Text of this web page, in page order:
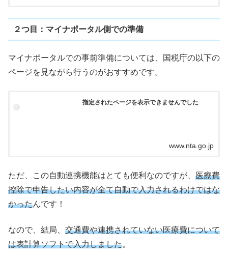
２つ目：マイナポータル側での準備
マイナポータルでの事前準備については、国税庁の以下の
ページを見ながら行うのがおすすめです。
指定されたページを表示できませんでした
www.nta.go.jp
ただ、この自動連携機能はとても便利なのですが、 医療費
控除で申告したい内容が全て自動で入力されるわけではな
かったんです！
なので、結局、 交通費や連携されていない医療費について
は表計算ソフトで入力しました。